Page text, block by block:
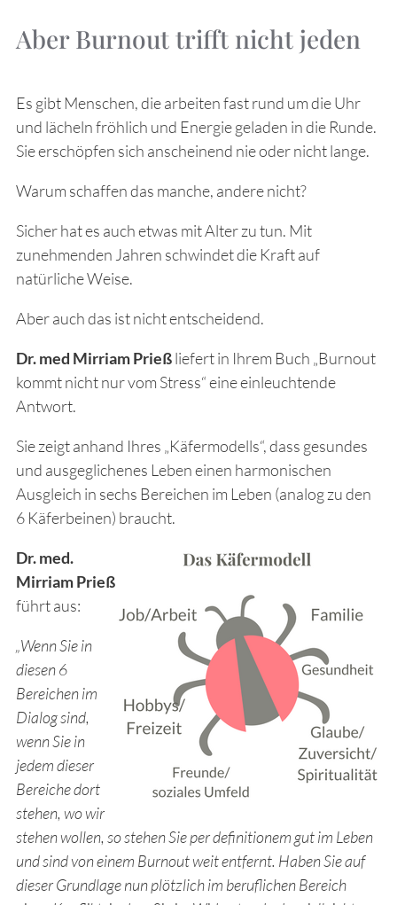
Aber Burnout trifft nicht jeden
Es gibt Menschen, die arbeiten fast rund um die Uhr
und lächeln fröhlich und Energie geladen in die Runde.
Sie erschöpfen sich anscheinend nie oder nicht lange.
Warum schaffen das manche, andere nicht?
Sicher hat es auch etwas mit Alter zu tun. Mit
zunehmenden Jahren schwindet die Kraft auf
natürliche Weise.
Aber auch das ist nicht entscheidend.
Dr. med Mirriam Prießliefert in Ihrem Buch „Burnout
kommt nicht nur vom Stress“ eine einleuchtende
Antwort.
Sie zeigt anhand Ihres „Käfermodells“, dass gesundes
und ausgeglichenes Leben einen harmonischen
Ausgleich in sechs Bereichen im Leben (analog zu den
6 Käferbeinen) braucht.
Dr. med.
Mirriam Prieß
führt aus:
„Wenn Sie in
diesen 6
Bereichen im
Dialog sind,
wenn Sie in
jedem dieser
Bereiche dort
stehen, wo wir
stehen wollen, so stehen Sie per definitionem gut im Leben
und sind von einem Burnout weit entfernt. Haben Sie auf
dieser Grundlage nun plötzlich im beruflichen Bereich